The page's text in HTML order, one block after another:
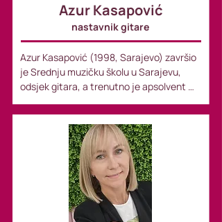
Azur Kasapović
nastavnik gitare
Azur Kasapović (1998, Sarajevo) završio
je Srednju muzičku školu u Sarajevu,
odsjek gitara, a trenutno je apsolvent
kompozicije na Muzičkoj akademiji u
Sarajevu, u klasi profesora Ališera
Sijarića. Tokom studija usavršavao se na
brojnim majstorskim radionicama u
organizaciji Sonemus-a, gdje je imao
priliku sarađivati s uglednim
kompozitorima poput Dine Rešidbegović,
Vinka Globokara, Marka Nikodijeviča,
Uroške Pompea, Uroša Rojka, Richarda